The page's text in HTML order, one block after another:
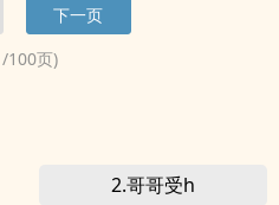
：我可去你妈的吧
下一页
/100页)
2.哥哥受h